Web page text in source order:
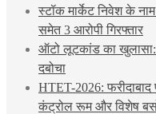
स्टॉक मार्केट निवेश के
समेत 3 आरोपी गिरफ्तार
ऑटो लूटकांड का खुलासा:
दबोचा
HTET-2026: फरीदाबाद
कंट्रोल रूम और विशेष